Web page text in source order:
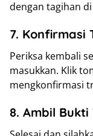
dengan tagihan
7. Konfirmasi
Periksa kembali
masukkan. Klik
mengkonfirmasi
8. Ambil